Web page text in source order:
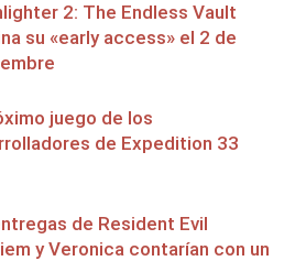
2: The Endless Vault
su «early access» el 2 de
juego de los
de Expedition 33
de Resident Evil
y Veronica contarían con un